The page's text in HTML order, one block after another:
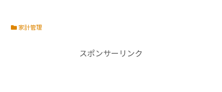
家計管理
スポンサーリンク